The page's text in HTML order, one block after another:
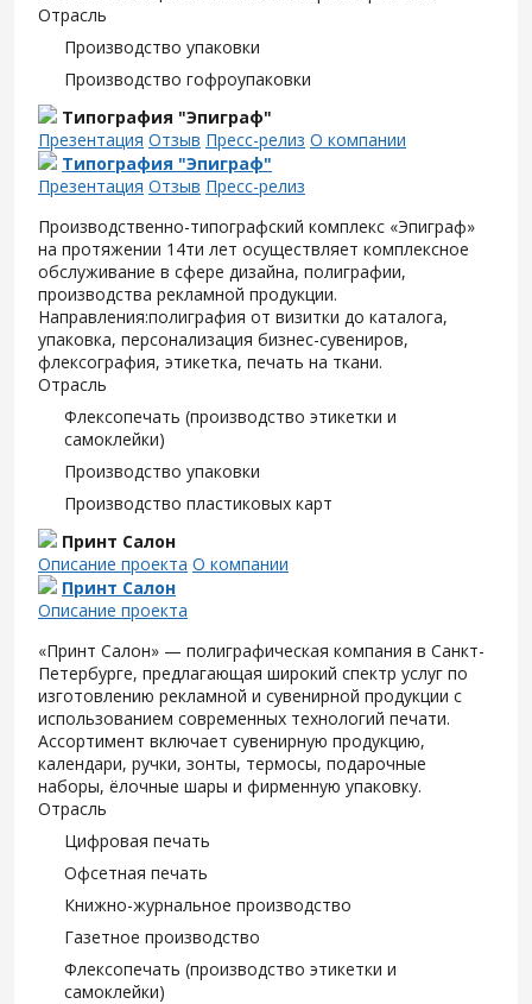
Отрасль
Производство упаковки
Производство гофроупаковки
Типография "Эпиграф"
Презентация Отзыв Пресс-релиз О компании
Типография "Эпиграф"
Презентация Отзыв Пресс-релиз
Производственно-типографский комплекс «Эпиграф»
на протяжении 14ти лет осуществляет комплексное
обслуживание в сфере дизайна, полиграфии,
производства рекламной продукции.
Направления:полиграфия от визитки до каталога,
упаковка, персонализация бизнес-сувениров,
флексография, этикетка, печать на ткани.
Отрасль
Флексопечать (производство этикетки и
самоклейки)
Производство упаковки
Производство пластиковых карт
Принт Салон
Описание проекта О компании
Принт Салон
Описание проекта
«Принт Салон» — полиграфическая компания в Санкт-
Петербурге, предлагающая широкий спектр услуг по
изготовлению рекламной и сувенирной продукции с
использованием современных технологий печати.
Ассортимент включает сувенирную продукцию,
календари, ручки, зонты, термосы, подарочные
наборы, ёлочные шары и фирменную упаковку.
Отрасль
Цифровая печать
Офсетная печать
Книжно-журнальное производство
Газетное производство
Флексопечать (производство этикетки и
самоклейки)